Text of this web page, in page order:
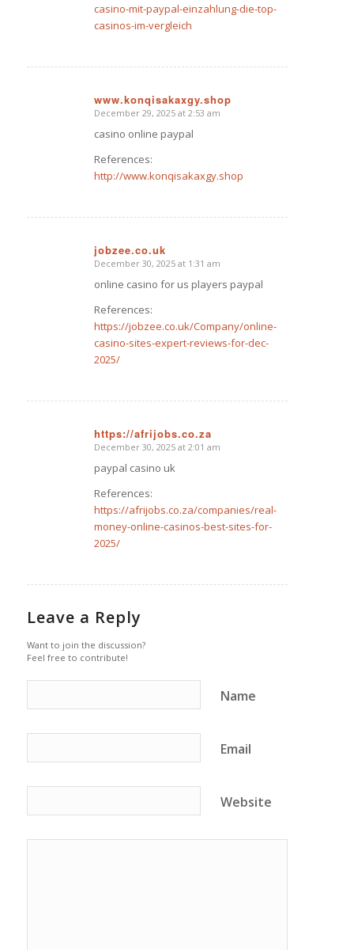
casino-mit-paypal-einzahlung-die-top-
casinos-im-vergleich
www.konqisakaxgy.shop
says:
December 29, 2025 at 2:53 am
casino online paypal
References:
http://www.konqisakaxgy.shop
jobzee.co.uk
says:
December 30, 2025 at 1:31 am
online casino for us players paypal
References:
https://jobzee.co.uk/Company/online-
casino-sites-expert-reviews-for-dec-
2025/
https://afrijobs.co.za
says:
December 30, 2025 at 2:01 am
paypal casino uk
References:
https://afrijobs.co.za/companies/real-
money-online-casinos-best-sites-for-
2025/
Leave a Reply
Want to join the discussion?
Feel free to contribute!
Name
Email
Website